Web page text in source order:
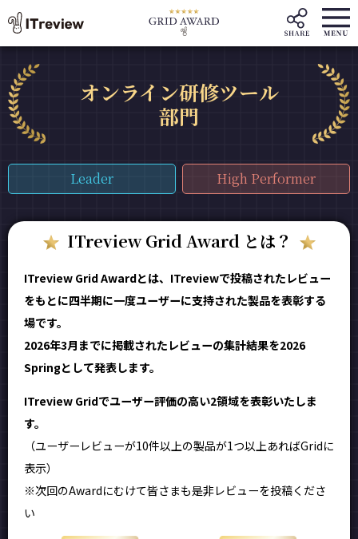
オンライン研修ツール
部門
Leader High Performer
ITreview Grid Award とは？
ITreview Grid Awardとは、ITreviewで投稿されたレビュー
をもとに四半期に一度ユーザーに支持された製品を表彰する
場です。
2026年3月までに掲載されたレビューの集計結果を2026
Springとして発表します。
ITreview Gridでユーザー評価の高い2領域を表彰いたしま
す。
（ユーザーレビューが10件以上の製品が1つ以上あればGridに
表示）
※次回のAwardにむけて皆さまも是非レビューを投稿くださ
い